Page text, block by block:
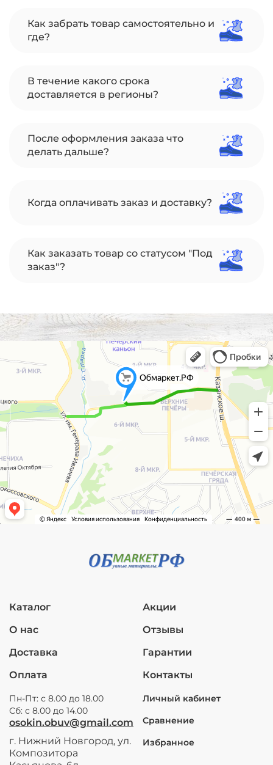
Как забрать товар самостоятельно и
где?
В течение какого срока
доставляется в регионы?
После оформления заказа что
делать дальше?
Когда оплачивать заказ и доставку?
Как заказать товар со статусом "Под
заказ"?
Каталог
О нас
Доставка
Оплата
Акции
Отзывы
Гарантии
Контакты
Пн-Пт: с 8.00 до 18.00
Сб: с 8.00 до 14.00
osokin.obuv@gmail.com
г. Нижний Новгород, ул.
Композитора
Личный кабинет
Сравнение
Избранное